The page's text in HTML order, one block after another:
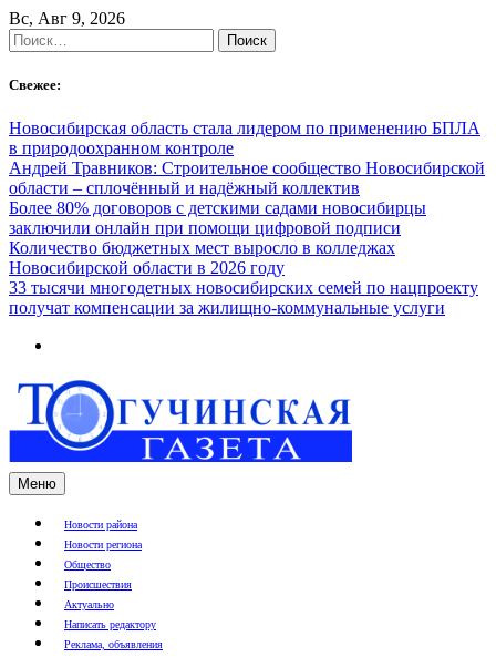
Skip
to
content
Вс, Авг 9, 2026
Найти:
Свежее:
Новосибирская область стала лидером по применению БПЛА
в природоохранном контроле
Андрей Травников: Строительное сообщество Новосибирской
области – сплочённый и надёжный коллектив
Более 80% договоров с детскими садами новосибирцы
заключили онлайн при помощи цифровой подписи
Количество бюджетных мест выросло в колледжах
Новосибирской области в 2026 году
33 тысячи многодетных новосибирских семей по нацпроекту
получат компенсации за жилищно-коммунальные услуги
Меню
Новости района
Новости региона
Общество
Происшествия
Актуально
Написать редактору
Реклама, объявления